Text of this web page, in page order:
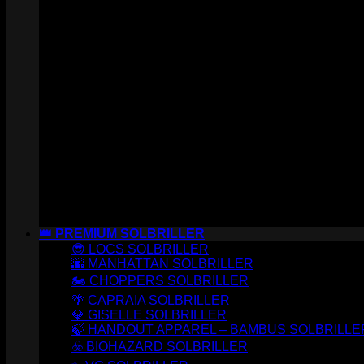
👑 PREMIUM SOLBRILLER
😎 LOCS SOLBRILLER
🌆 MANHATTAN SOLBRILLER
🏍️ CHOPPERS SOLBRILLER
🌴 CAPRAIA SOLBRILLER
💎 GISELLE SOLBRILLER
🍃 HANDOUT APPAREL – BAMBUS
☣️ BIOHAZARD SOLBRILLER